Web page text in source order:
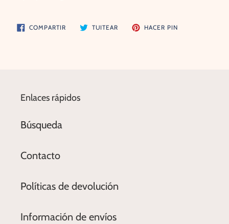
COMPARTIRCOMPARTIR
EN
TUITEAR TUITEAR HACER PINPINEAR
EN
Enlaces rápidos
Búsqueda
Contacto
Políticas de devolución
Información de envíos